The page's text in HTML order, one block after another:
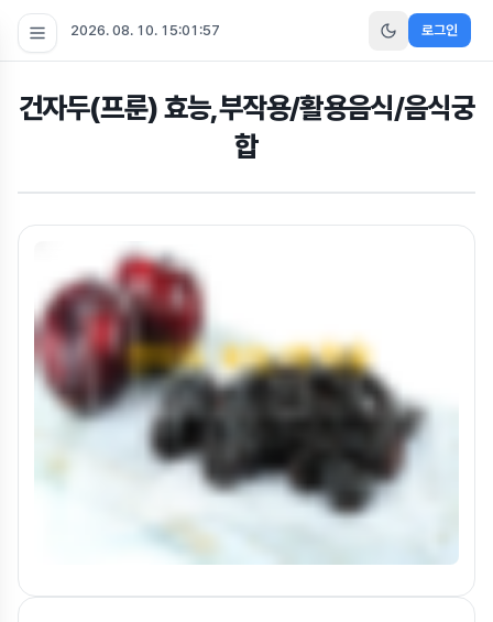
2026. 08. 10. 15:01:58 로그인
건자두(프룬) 효능,부작용/활용음식/음식궁
합